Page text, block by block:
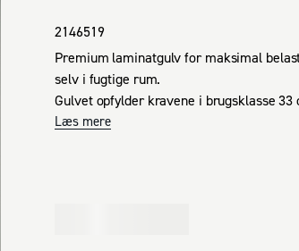
2146519
Premium laminatgulv for maksimal
selv i fugtige rum.
Gulvet opfylder kravene i brugsklasse
boligarealer og erhvervslokaler med høj
Læs mere